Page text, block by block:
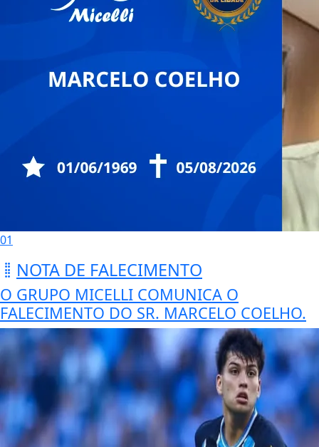
01
NOTA DE FALECIMENTO
O GRUPO MICELLI COMUNICA O
FALECIMENTO DO SR. MARCELO COELHO.